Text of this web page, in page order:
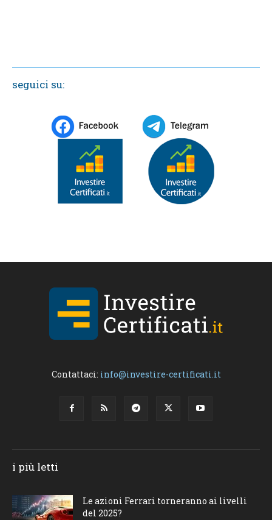
seguici su:
Contattaci: info@investire-certificati.it
i più letti
Le azioni Ferrari torneranno ai livelli
del 2025?